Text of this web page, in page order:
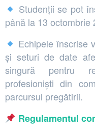
Studenții se pot
până la 13 octombrie
Echipele înscrise
și seturi de date
singură pentru
profesioniști din
parcursul pregătirii.
Regulamentul